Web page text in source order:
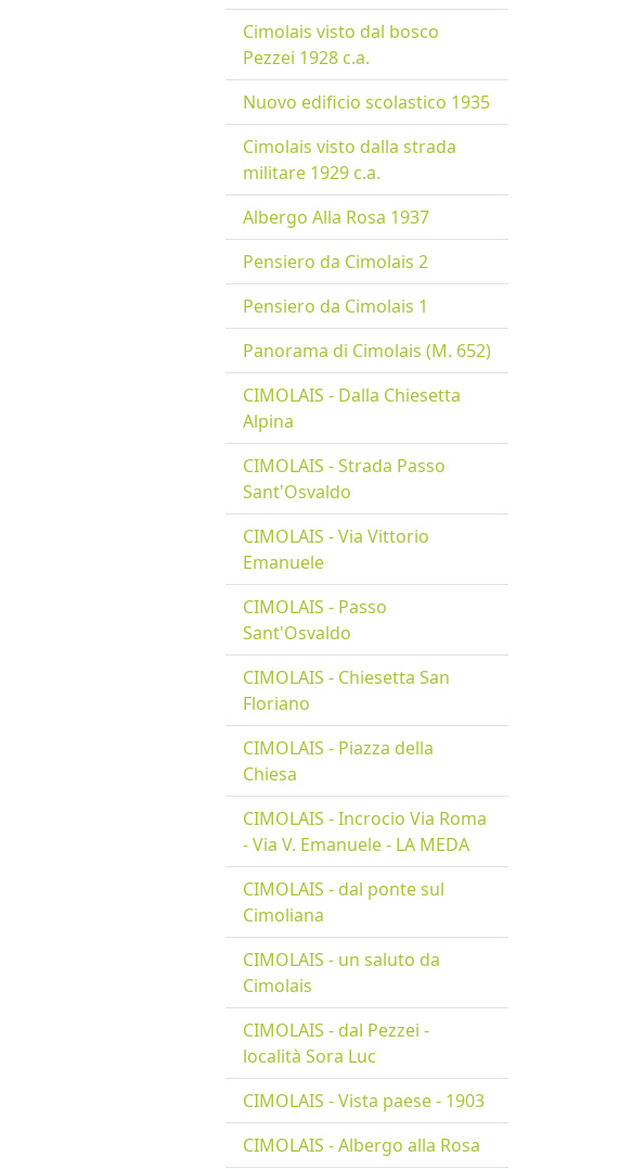
Cimolais visto dal bosco
Pezzei 1928 c.a.
Nuovo edificio scolastico 1935
Cimolais visto dalla strada
militare 1929 c.a.
Albergo Alla Rosa 1937
Pensiero da Cimolais 2
Pensiero da Cimolais 1
Panorama di Cimolais (M. 652)
CIMOLAIS - Dalla Chiesetta
Alpina
CIMOLAIS - Strada Passo
Sant'Osvaldo
CIMOLAIS - Via Vittorio
Emanuele
CIMOLAIS - Passo
Sant'Osvaldo
CIMOLAIS - Chiesetta San
Floriano
CIMOLAIS - Piazza della
Chiesa
CIMOLAIS - Incrocio Via Roma
- Via V. Emanuele - LA MEDA
CIMOLAIS - dal ponte sul
Cimoliana
CIMOLAIS - un saluto da
Cimolais
CIMOLAIS - dal Pezzei -
località Sora Luc
CIMOLAIS - Vista paese - 1903
CIMOLAIS - Albergo alla Rosa